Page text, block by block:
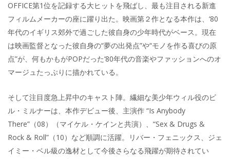
OFFICE第1位を記録する大ヒットを飛ばし、最も注目される新進
フィルムメーカーの座に躍り出た。映画第２作となる本作は、‘80
年代のイギリス郊外で過ごした彼自身の少年時代がベース。現在
は映画監督となった彼自身の“夢の出発点”や“モノを作る喜びの原
点”が、何もかもがPOPだった‘80年代の音楽やファッションへのオ
マージュたっぷりに描かれている。
そして注目度急上昇中のキャスト陣。繊細な美少年ウィル役のビ
ル・ミルナーは、本作デビュー後、主演作 “Is Anybody
There”（08）（マイケル・ケインと共演）、“Sex & Drugs &
Rock & Roll”（10）など順調に活躍。リバー・フェニックス、ジェ
イミー・ベル級の逸材として今後さらなる飛躍が期待されてい